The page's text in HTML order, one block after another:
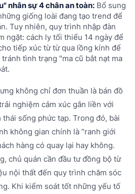
nhân sự 4 chân an toàn:Bổ sung
giống loài đang tạo trend để
Tuy nhiên, quy trình nhập đàn
ngặt: cách ly tối thiểu 14 ngày để
tiếp xúc từ từ qua lồng kính để
tình trạng "ma cũ bắt nạt ma
không chỉ đơn thuần là bán đồ
nghiệm cảm xúc gắn liền với
sống phức tạp. Trong đó, bài
không gian chính là “ranh giới
hàng có quay lại hay không.
chủ quán cần đầu tư đồng bộ từ
nội thất đến quy trình chăm sóc
Khi kiểm soát tốt những yếu tố